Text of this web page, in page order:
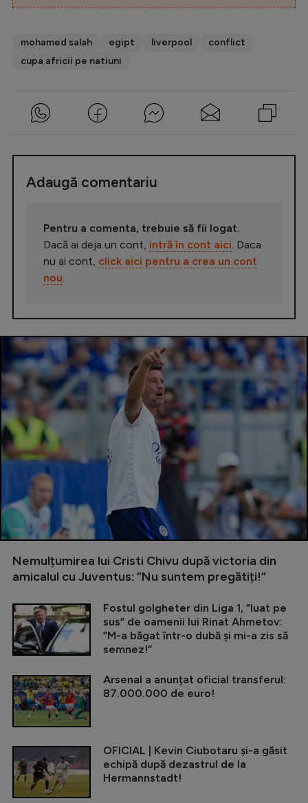
mohamed salah egipt liverpool
conflict
cupa africii pe natiuni
Adaugă comentariu
Pentru a comenta, trebuie să fii logat.
Dacă ai deja un cont, intră în cont aici . Daca
nu ai cont, click aici pentru a crea un cont
nou
Nemulțumirea lui Cristi Chivu după victoria din
amicalul cu Juventus: ”Nu suntem pregătiți!”
Fostul golgheter din Liga 1, ”luat pe
sus” de oamenii lui Rinat Ahmetov:
”M-a băgat într-o dubă și mi-a zis să
semnez!”
Arsenal a anunțat oficial transferul:
87.000.000 de euro!
OFICIAL | Kevin Ciubotaru și-a găsit
echipă după dezastrul de la
Hermannstadt!